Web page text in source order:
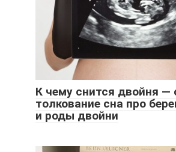
К чему снится двойня —
толкование сна про
и роды двойни